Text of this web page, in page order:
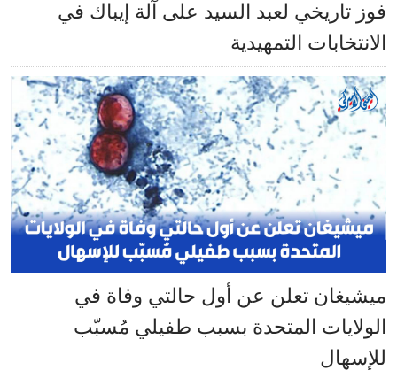
فوز تاريخي لعبد السيد على آلة إيباك في
الانتخابات التمهيدية
ميشيغان تعلن عن أول حالتي وفاة في
الولايات المتحدة بسبب طفيلي مُسبّب
للإسهال